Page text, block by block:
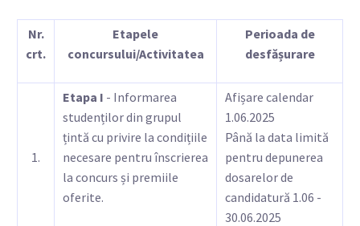
Nr.
crt.
Etapele
concursului/Activitatea
Perioada de
desfășurare
1.
Etapa I - Informarea
studenților din grupul
țintă cu privire la condițiile
necesare pentru înscrierea
la concurs și premiile
oferite.
Afișare calendar
1.06.2025
Până la data limită
pentru depunerea
dosarelor de
candidatură 1.06 -
30.06.2025